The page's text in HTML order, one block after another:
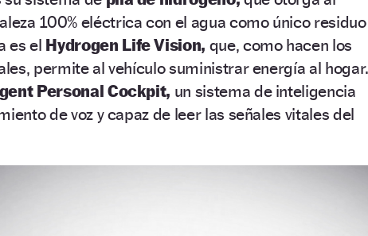
100% eléctrica con el agua como único residuo
es el Hydrogen Life Vision, que, como hacen los
permite al vehículo suministrar energía al hogar.
Personal Cockpit, un sistema de inteligencia
de voz y capaz de leer las señales vitales del